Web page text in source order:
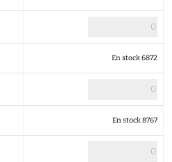
En stock 6872
En stock 8767